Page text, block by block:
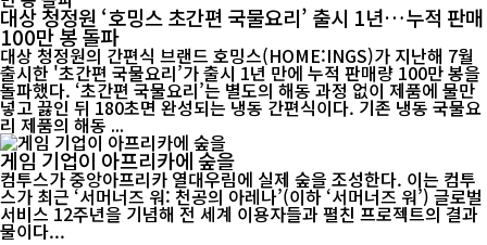
대상 청정원 ‘호밍스 초간편 국물요리’ 출시 1년…누적 판매
100만 봉 돌파
대상 청정원의 간편식 브랜드 호밍스(HOME:INGS)가 지난해 7월
출시한 '초간편 국물요리’가 출시 1년 만에 누적 판매량 100만 봉을
돌파했다. ‘초간편 국물요리’는 별도의 해동 과정 없이 제품에 물만
넣고 끓인 뒤 180초면 완성되는 냉동 간편식이다. 기존 냉동 국물요
리 제품의 해동 ...
게임 기업이 아프리카에 숲을
컴투스가 중앙아프리카 열대우림에 실제 숲을 조성한다. 이는 컴투
스가 최근 ‘서머너즈 워: 천공의 아레나’(이하 ‘서머너즈 워’) 글로벌
서비스 12주년을 기념해 전 세계 이용자들과 펼친 프로젝트의 결과
물이다...